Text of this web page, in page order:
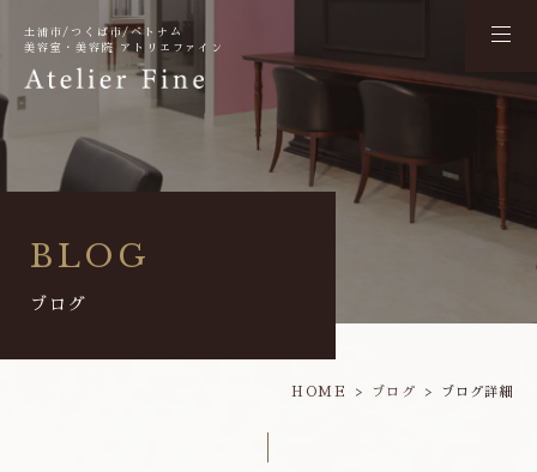
土浦市/つくば市/ベトナム
美容室・美容院 アトリエファイン
BLOG
ブログ
HOME ブログ ブログ詳細